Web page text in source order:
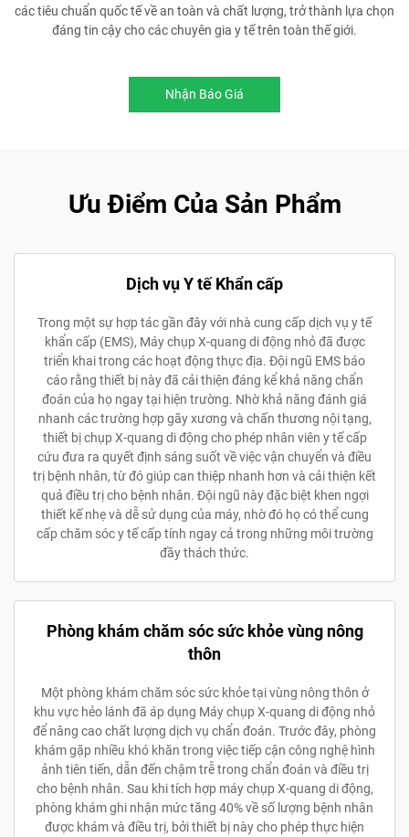
các tiêu chuẩn quốc tế về an toàn và chất lượng, trở thành lựa chọn
đáng tin cậy cho các chuyên gia y tế trên toàn thế giới.
Nhận Báo Giá
Ưu Điểm Của Sản Phẩm
Dịch vụ Y tế Khẩn cấp
Trong một sự hợp tác gần đây với nhà cung cấp dịch vụ y tế
khẩn cấp (EMS), Máy chụp X-quang di động nhỏ đã được
triển khai trong các hoạt động thực địa. Đội ngũ EMS báo
cáo rằng thiết bị này đã cải thiện đáng kể khả năng chẩn
đoán của họ ngay tại hiện trường. Nhờ khả năng đánh giá
nhanh các trường hợp gãy xương và chấn thương nội tạng,
thiết bị chụp X-quang di động cho phép nhân viên y tế cấp
cứu đưa ra quyết định sáng suốt về việc vận chuyển và điều
trị bệnh nhân, từ đó giúp can thiệp nhanh hơn và cải thiện kết
quả điều trị cho bệnh nhân. Đội ngũ này đặc biệt khen ngợi
thiết kế nhẹ và dễ sử dụng của máy, nhờ đó họ có thể cung
cấp chăm sóc y tế cấp tính ngay cả trong những môi trường
đầy thách thức.
Phòng khám chăm sóc sức khỏe vùng nông
thôn
Một phòng khám chăm sóc sức khỏe tại vùng nông thôn ở
khu vực hẻo lánh đã áp dụng Máy chụp X-quang di động nhỏ
để nâng cao chất lượng dịch vụ chẩn đoán. Trước đây, phòng
khám gặp nhiều khó khăn trong việc tiếp cận công nghệ hình
ảnh tiên tiến, dẫn đến chậm trễ trong chẩn đoán và điều trị
cho bệnh nhân. Sau khi tích hợp máy chụp X-quang di động,
phòng khám ghi nhận mức tăng 40% về số lượng bệnh nhân
được khám và điều trị, bởi thiết bị này cho phép thực hiện